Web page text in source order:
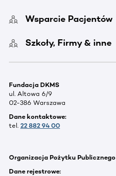
Wsparcie Pacjentów
Szkoły, Firmy & inne
Fundacja DKMS
ul. Altowa 6/9
02-386 Warszawa
Dane kontaktowe:
tel. 22 882 94 00
Organizacja Pożytku Publicznego
Dane rejestrowe: